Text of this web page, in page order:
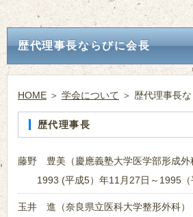
歴代理事長ならびに会長
HOME ＞ 学会について ＞ 歴代理事長
歴代理事長
藤野 豊美（慶應義塾大学医学部形成外
1993 (平成5）年11月27日～1995
玉井 進（奈良県立医科大学整形外科）